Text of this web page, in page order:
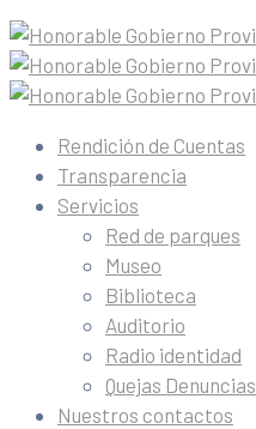
Rendición de Cuentas
Transparencia
Servicios
Red de parques
Museo
Biblioteca
Auditorio
Radio identidad
Quejas Denuncias
Nuestros contactos